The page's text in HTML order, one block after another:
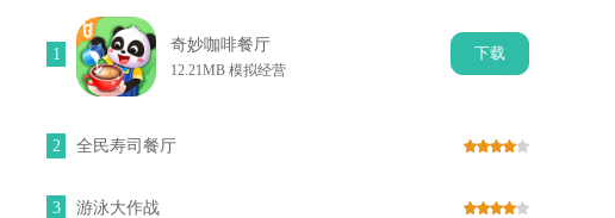
1
奇妙咖啡餐厅
12.21MB 模拟经营
下载
2 全民寿司餐厅
3 游泳大作战